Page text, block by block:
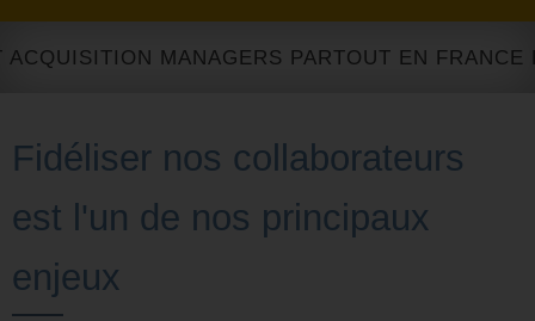
MANAGERS PARTOUT EN FRANCE
Fidéliser nos collaborateurs
est l'un de nos principaux
enjeux